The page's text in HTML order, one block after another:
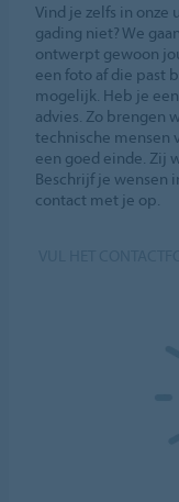
Vind je zelfs in
gading niet? We
ontwerpt gewoon
een foto af die past
mogelijk. Heb je
advies. Zo brengen
technische mensen
een goed einde. Zij
Beschrijf je wensen
contact met je op.